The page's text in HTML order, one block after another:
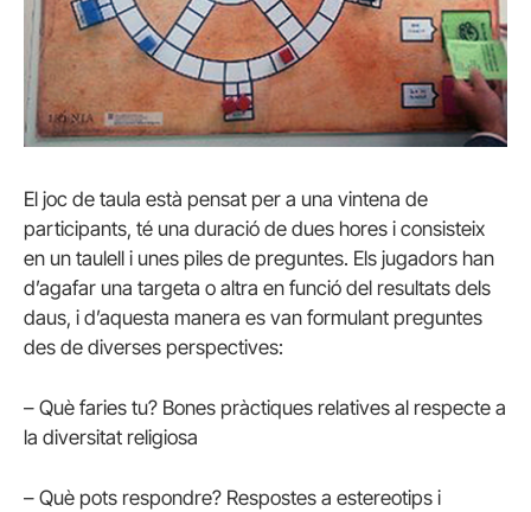
El joc de taula està pensat per a una vintena de
participants, té una duració de dues hores i consisteix
en un taulell i unes piles de preguntes. Els jugadors han
d’agafar una targeta o altra en funció del resultats dels
daus, i d’aquesta manera es van formulant preguntes
des de diverses perspectives:
– Què faries tu? Bones pràctiques relatives al respecte a
la diversitat religiosa
– Què pots respondre? Respostes a estereotips i